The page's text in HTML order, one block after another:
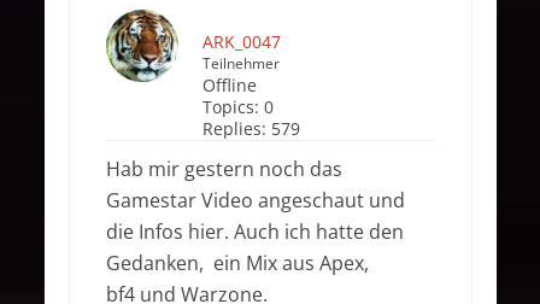
ARK_0047
Teilnehmer
Offline
Topics: 0
Replies: 579
Hab mir gestern noch das
Gamestar Video angeschaut und
die Infos hier. Auch ich hatte den
Gedanken, ein Mix aus Apex,
bf4 und Warzone.